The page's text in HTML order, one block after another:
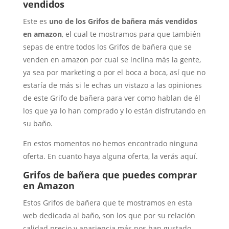
vendidos
Este es uno de los Grifos de bañera más vendidos
en amazon, el cual te mostramos para que también
sepas de entre todos los Grifos de bañera que se
venden en amazon por cual se inclina más la gente,
ya sea por marketing o por el boca a boca, así que no
estaría de más si le echas un vistazo a las opiniones
de este Grifo de bañera para ver como hablan de él
los que ya lo han comprado y lo están disfrutando en
su baño.
En estos momentos no hemos encontrado ninguna
oferta. En cuanto haya alguna oferta, la verás aquí.
Grifos de bañera que puedes comprar
en Amazon
Estos Grifos de bañera que te mostramos en esta
web dedicada al baño, son los que por su relación